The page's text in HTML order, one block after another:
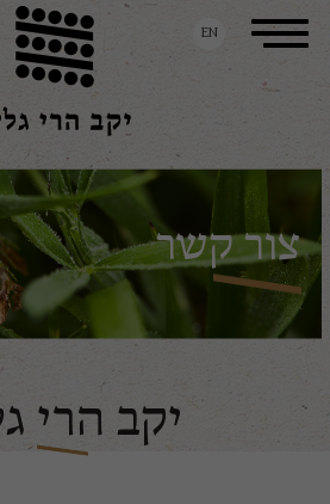
Toggle
navigation
EN
צור קשר
יקב הרי